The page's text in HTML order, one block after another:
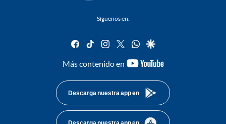
Síguenos en:
facebook
tiktok instagram
twitterwhatsapp
google
Más contenido en
youtube-
Descarga nuestra app en